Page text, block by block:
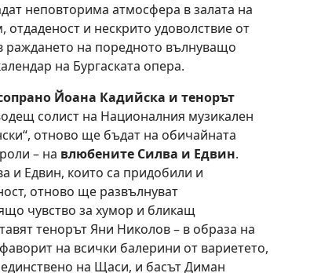
неповторима атмосфера в залата на
отдаденост и нескрито удоволствие от
раждането на поредното вълнуващо
на Бургаската опера.
Йоана Кадийска и тенорът
солист на Националния музикален
отново ще бъдат на обичайната
– на влюбените Силва и Едвин.
и Едвин, които са придобили и
отново ще развълнуват
чувство за хумор и бликащ
тенорът Яни Николов – в образа на
на всички балерини от вариетето,
на Щаси, и басът Диман